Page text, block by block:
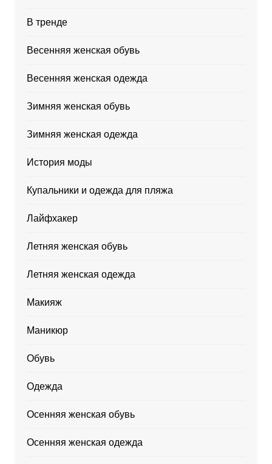
В тренде
Весенняя женская обувь
Весенняя женская одежда
Зимняя женская обувь
Зимняя женская одежда
История моды
Купальники и одежда для пляжа
Лайфхакер
Летняя женская обувь
Летняя женская одежда
Макияж
Маникюр
Обувь
Одежда
Осенняя женская обувь
Осенняя женская одежда